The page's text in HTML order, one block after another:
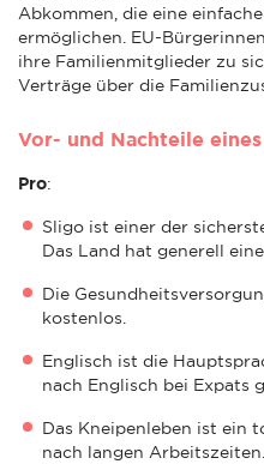
Abkommen, die eine
ermöglichen. EU-
ihre Familienmitglieder zu
Verträge über die
Vor- und Nachteile
Pro:
Sligo ist einer der
Das Land hat generell
Die
kostenlos.
Englisch ist die
nach Englisch bei Expats
Das Kneipenleben ist ein
nach langen